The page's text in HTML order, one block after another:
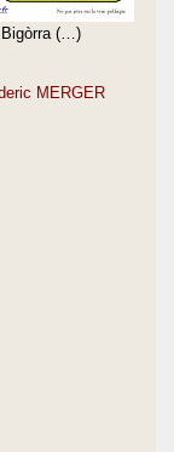
Bigòrra (…)
MERGER